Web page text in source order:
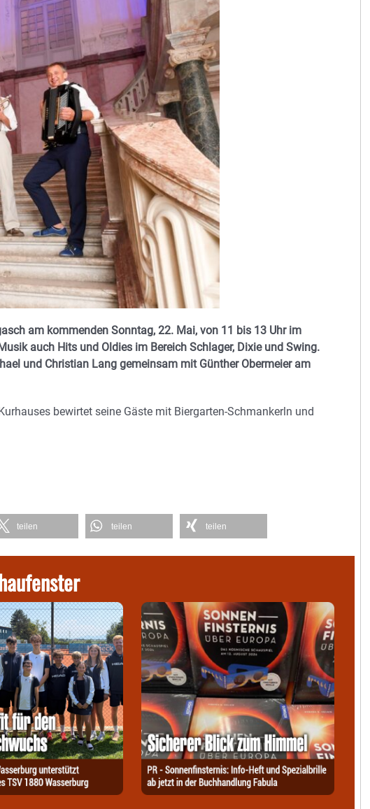
am kommenden Sonntag, 22. Mai, von 11 bis 13 Uhr im
auch Hits und Oldies im Bereich Schlager, Dixie und Swing.
und Christian Lang gemeinsam mit Günther Obermeier am
bewirtet seine Gäste mit Biergarten-Schmankerln und
teilen teilen teilen